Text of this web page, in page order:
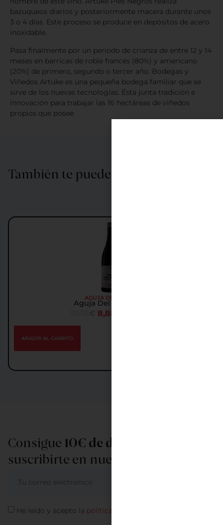
bazuqueos diarios y posteriormente macera durante unos
3 o 4 días. Este proceso se produce en depósitos de acero
inoxidable.
Pasa finalmente por un periodo de crianza de entre 12 y 14
meses en barricas de roble francés (80%) y americano
(20%) de primero, segundo o tercer año. Bodegas y
Viñedos Artuke es una pequeña bodega familiar que se
sirve de los nuevas tecnologías. Ésta junta tradición e
innovación para trabajar las 16 hectáreas de viñedos
propios que posee
También te puede interesar…
AGUJA DEL FRAILE
Aguja Del Fraile 2017
8,88
AÑADIR AL CARRITO
Consigue 10€ de descuento
suscribirte en nuestra newsletter
He leído y acepto la política de privacidad